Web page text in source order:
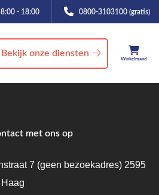
8:00 - 18:00 0800-3103100 (gratis)
Winkelmand
Bekijk onze diensten
met ons op
7 (geen bezoekadres) 2595